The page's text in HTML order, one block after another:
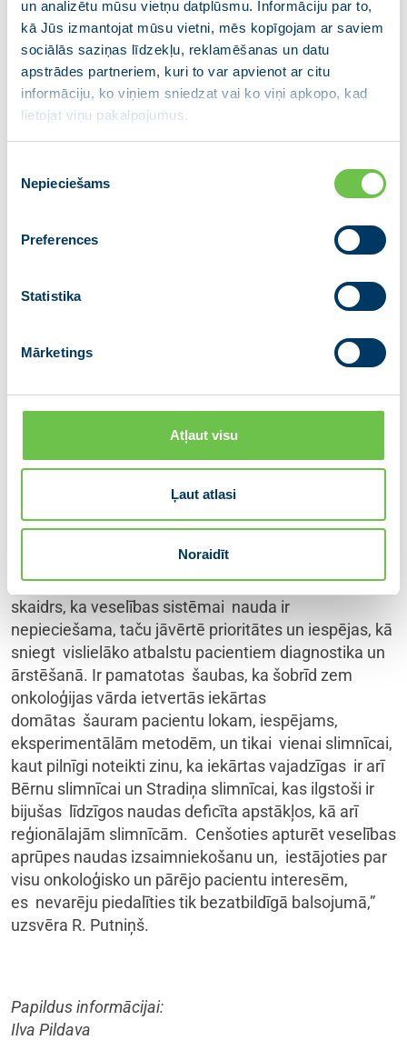
un analizētu mūsu vietņu datplūsmu. Informāciju par to,
kā Jūs izmantojat mūsu vietni, mēs kopīgojam ar saviem
sociālās saziņas līdzekļu, reklamēšanas un datu
apstrādes partneriem, kuri to var apvienot ar citu
informāciju, ko viņiem sniedzat vai ko viņi apkopo, kad
lietojat viņu pakalpojumus.
izvēle
Nepieciešams
Preferences
Statistika
Mārketings
Atļaut visu
Ļaut atlasi
Noraidīt
līdzekļus, lai uzlabotu noteiktu
pacientu grupu ārstēšanu. Mēs skaidri
zinām, ka resursu deficīts ir ļoti daudzās
diagnožu grupās, tāpēc vēl jo vairāk ir
svarīgi saprast, kur pārdalītais
finansējums nonāk.”
“Par Veselības ministrijas budžeta līdzekļu izlietojuma
kliedzošs fakts, ka 2017. gada beigās Veselības
eiro hronisko pacientu ārstēšanai, bet vēlāk bija
spiesta atzīt, ka nepilna gada laikā no 10 miljoniem
pierādījums katastrofālai plānošanai. Tieši pret šādu
nepiekrītot piedāvātajai naudas pārdales metodei. Es
iepirkumu sarakstu, kas sarindots medicīniski
pamatotās prioritātēs. Šāda plānveida darbība
lielāko ieguvumu sniegtu pacientiem, jo
visātrāk papildu līdzekļus ārstēšanas uzlabošanai
nepieciešams jau šodien. Tā arī būtu
visefektīvākā valsts budžeta naudas izlietošana. Ir
skaidrs, ka veselības sistēmai nauda ir
nepieciešama, taču jāvērtē prioritātes un iespējas, kā
sniegt vislielāko atbalstu pacientiem diagnostika un
ārstēšanā. Ir pamatotas šaubas, ka šobrīd zem
onkoloģijas vārda ietvertās iekārtas
domātas šauram pacientu lokam, iespējams,
eksperimentālām metodēm, un tikai vienai slimnīcai,
kaut pilnīgi noteikti zinu, ka iekārtas vajadzīgas ir arī
Bērnu slimnīcai un Stradiņa slimnīcai, kas ilgstoši ir
bijušas līdzīgos naudas deficīta apstākļos, kā arī
reģionālajām slimnīcām. Cenšoties apturēt veselības
aprūpes naudas izsaimniekošanu un, iestājoties par
visu onkoloģisko un pārējo pacientu interesēm,
es nevarēju piedalīties tik bezatbildīgā balsojumā,”
uzsvēra R. Putniņš.
Papildus informācijai:
Ilva Pildava